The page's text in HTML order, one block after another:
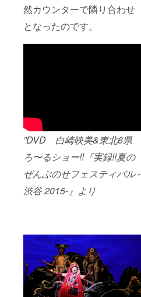
然カウンターで隣り合わせ
となったのです。
”DVD 白崎映美&東北6県
ろ〜るショー!!『実録!!夏の
ぜんぶのせフェスティバル -
渋谷 2015-』より